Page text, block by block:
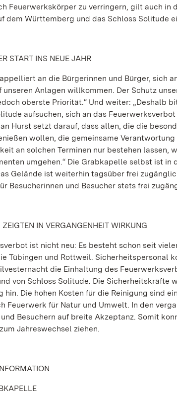
Feuerwerkskörper zu verringern, gilt auch
dem Württemberg und das Schloss Solitude
START INS NEUE JAHR
an die Bürgerinnen und Bürger, sich
unseren Anlagen willkommen. Der Schutz
oberste Priorität.“ Und weiter: „Deshalb
aufsuchen, sich an das
Hurst setzt darauf, dass allen, die die
wollen, die gemeinsame
an solchen Terminen nur bestehen
umgehen.“ Die Grabkapelle selbst ist
Gelände ist weiterhin tagsüber frei
Besucherinnen und Besucher stets frei
IN VERGANGENHEIT WIRKUNG
ist nicht neu: Es besteht schon seit
Tübingen und Rottweil.
die Einhaltung des
von Schloss Solitude. Die Sicherheitskräfte
hin. Die hohen Kosten für die Reinigung sind
Feuerwerk für Natur und Umwelt. In den
Besuchern auf breite Akzeptanz. Somit
Jahreswechsel ziehen.